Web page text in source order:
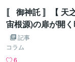
〚 御神託 〛【 天
宙根源)の扉が開く
記事
コラム
6